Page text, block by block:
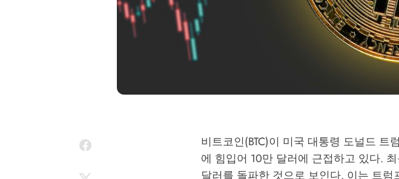
비트코인(BTC)이 미국 대통령 도널드
에 힘입어 10만 달러에 근접하고 있다.
달러를 돌파한 것으로 보인다. 이는 트